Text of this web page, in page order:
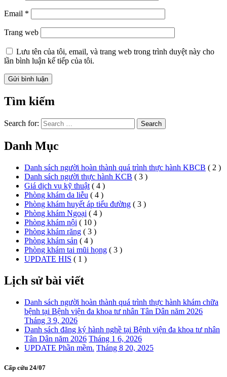
Email *
Trang web
Lưu tên của tôi, email, và trang web trong trình duyệt này cho
lần bình luận kế tiếp của tôi.
Tìm kiếm
Search for: Search
Danh Mục
Danh sách người hoàn thành quá trình thực hành KBCB ( 2 )
Danh sách người thực hành KCB ( 3 )
Giá dịch vụ kỹ thuật ( 4 )
Phòng khám da liễu ( 4 )
Phòng khám huyết áp tiểu đường ( 3 )
Phòng khám Ngoại ( 4 )
Phòng khám nội ( 10 )
Phòng khám răng ( 3 )
Phòng khám sản ( 4 )
Phòng khám tai mũi họng ( 3 )
UPDATE HIS ( 1 )
Lịch sử bài viết
Danh sách người hoàn thành quá trình thực hành khám chữa
bệnh tại Bệnh viện đa khoa tư nhân Tân Dân năm 2026
Tháng 3 9, 2026
Danh sách đăng ký hành nghề tại Bệnh viện đa khoa tư nhân
Tân Dân năm 2026 Tháng 1 6, 2026
UPDATE Phần mềm. Tháng 8 20, 2025
Cấp cứu 24/07